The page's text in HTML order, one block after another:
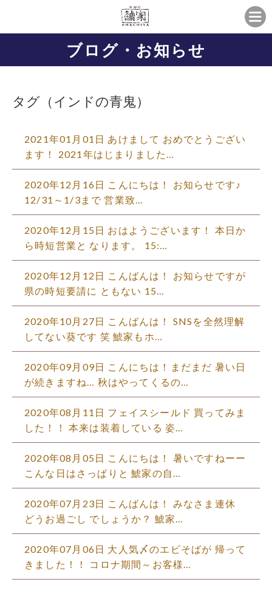
ブログ・お知らせ
タグ（インドの青鬼）
2021年01月01日 あけまして おめでとうござい
ます！ 2021年はじまりました…
2020年12月16日 こんにちは！ お知らせです♪
12/31～1/3まで 営業致…
2020年12月15日 おはようございます！ 本日か
ら時短営業と なります。 15:…
2020年12月12日 こんばんは！ お知らせですが
県の時短要請に ともない 15…
2020年10月27日 こんばんは！ SNSを全然理解
してない葵です 笑 鯱家もホ…
2020年09月09日 こんにちは！まだまだ 暑い日
が続きますね… 秋はやってくるの…
2020年08月11日 フェイスシールド 買ってみま
した！！ 本来は装着している 姿…
2020年08月05日 こんにちは！ 暑いですねーー
こんな日はさっぱりと 鯱家の自…
2020年07月23日 こんばんは！ みなさま連休
どうお過ごし でしょうか？ 鯱家…
2020年07月06日 大人気〆のエビそばが 帰って
きました！！ コロナ期間～お客様…